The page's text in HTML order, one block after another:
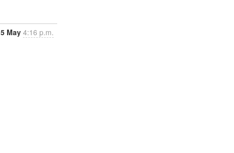
5 May 4:16 p.m.